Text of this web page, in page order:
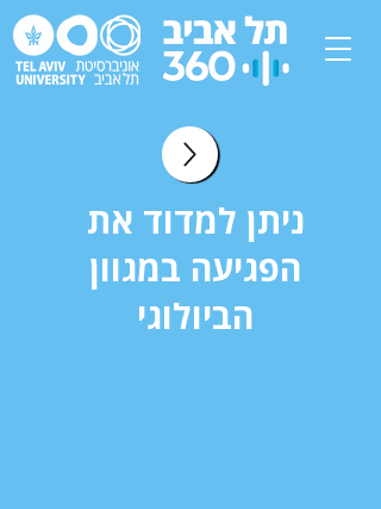
ניתן למדוד את
הפגיעה במגוון
הביולוגי